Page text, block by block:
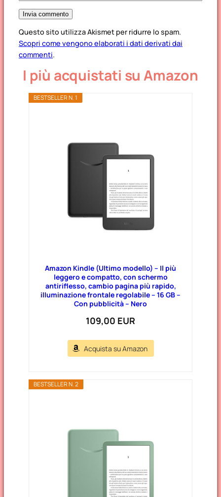
Questo sito utilizza Akismet per ridurre lo spam.
Scopri come vengono elaborati i dati derivati dai
commenti.
I più acquistati su Amazon
BESTSELLER N. 1
Amazon Kindle (Ultimo modello) – Il più
leggero e compatto, con schermo
antiriflesso, cambio pagina più rapido,
illuminazione frontale regolabile – 16 GB –
Con pubblicità – Nero
109,00 EUR
Acquista su Amazon
BESTSELLER N. 2